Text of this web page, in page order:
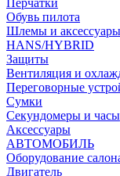
Перчатки
Обувь пилота
Шлемы и аксессуары
HANS/HYBRID
Защиты
Вентиляция и
Переговорные
Сумки
Секундомеры и часы
Аксессуары
АВТОМОБИЛЬ
Оборудование
Двигатель